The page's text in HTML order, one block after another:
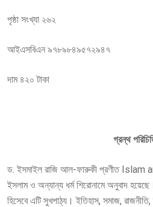
E
পৃষ্ঠা সংখ্যা ২৬২
আইএসবিএন ৯৭৮৯৮৪৯৫৭২৯৪৭
দাম ৪২০ টাকা
গ্রন্থ
ড. ইসমাইল রাজি আল-ফারুকী প্রণীত
ইসলাম ও অন্যান্য ধর্ম শিরোনামে অনুবাদ
হিসেবে এটি সুখপাঠ্য। ইতিহাস, সমাজ, রাজনীতি,